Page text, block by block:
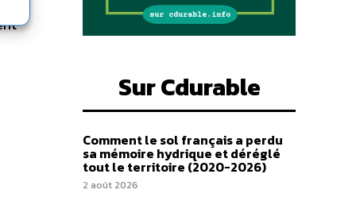
Sur Cdurable
Comment le sol français a perdu
sa mémoire hydrique et déréglé
tout le territoire (2020-2026)
2 août 2026